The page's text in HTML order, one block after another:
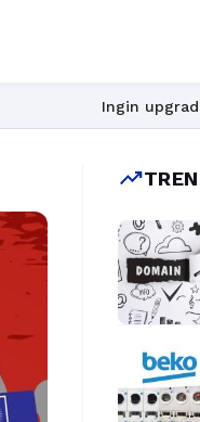
Ingin upgrade skill tanpa
trending_up